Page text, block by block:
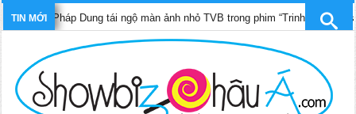
TIN MỚI
Pháp Dung tái ngộ màn ảnh nhỏ TVB trong phim “Trinh sát hình sự 12”